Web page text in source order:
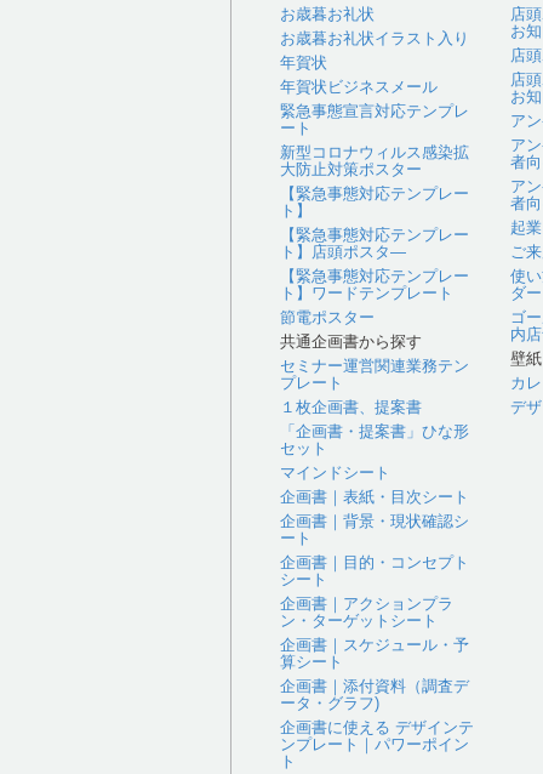
お歳暮お礼状
お歳暮お礼状イラスト入り
年賀状
年賀状ビジネスメール
緊急事態宣言対応テンプレ
ート
新型コロナウィルス感染拡
大防止対策ポスター
【緊急事態対応テンプレー
ト】
【緊急事態対応テンプレー
ト】店頭ポスタ―
【緊急事態対応テンプレー
ト】ワードテンプレート
節電ポスター
共通企画書から探す
セミナー運営関連業務テン
プレート
１枚企画書、提案書
「企画書・提案書」ひな形
セット
マインドシート
企画書｜表紙・目次シート
企画書｜背景・現状確認シ
ート
企画書｜目的・コンセプト
シート
企画書｜アクションプラ
ン・ターゲットシート
企画書｜スケジュール・予
算シート
企画書｜添付資料（調査デ
ータ・グラフ)
企画書に使える デザインテ
ンプレート｜パワーポイン
ト
店
お
店
店
お
ア
ア
者
ア
者
起
ご
使
ダー
ゴ
内
壁紙
カ
デ